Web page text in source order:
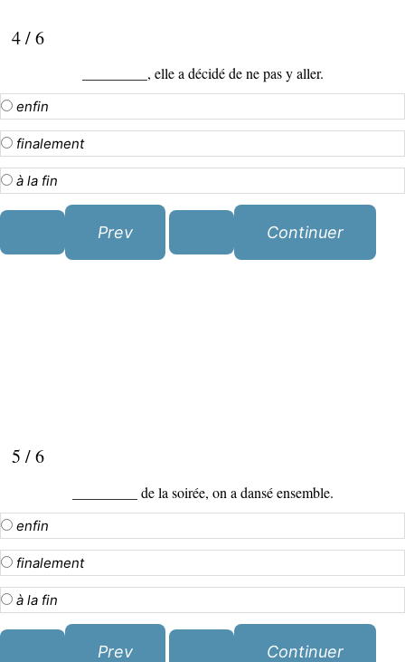
4 / 6
_________, elle a décidé de ne pas y aller.
enfin
finalement
à la fin
5 / 6
_________ de la soirée, on a dansé ensemble.
enfin
finalement
à la fin